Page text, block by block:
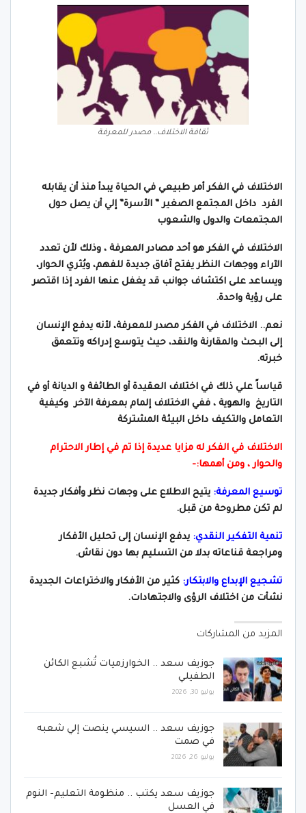
ثقافة الاختلاف.. مصدر للمعرفة
الاختلاف في الفكر أمر طبيعي في الحياة يبدأ منذ أن يقابله
الفرد داخل المجتمع الصغير ” الأسرة” إلي أن يصل حول
المجتمعات والدول والشعوب
الاختلاف في الفكر هو أحد مصادر المعرفة ، وذلك لأن تعدد
الآراء ووجهات النظر يفتح آفاق جديدة للفهم، ويُثري الحوار،
ويساعد على اكتشاف جوانب قد يغفل عنها الفرد إذا اقتصر
على رؤية واحدة.
نعم.. الاختلاف في الفكر مصدر للمعرفة، لأنه يدفع الإنسان
إلى البحث والمقارنة والنقد، حيث يتوسع إدراكه وتتعمق
خبرته.
قياساً علي ذلك في اختلاف العقيدة أو الطائفة و الديانة أو في
التاريخ والهوية ، ففي الاختلاف إلمام بمعرفة الآخر وكيفية
التعامل والتكيف داخل البيئة المشتركة
الاختلاف في الفكر له مزايا عديدة إذا تم في إطار الاحترام
والحوار ، ومن أهمها:-
توسيع المعرفة: يتيح الاطلاع على وجهات نظر وأفكار جديدة
لم تكن مطروحة من قبل.
تنمية التفكير النقدي: يدفع الإنسان إلى تحليل الأفكار
ومراجعة قناعاته بدلا من التسليم بها دون نقاش.
تشجيع الإبداع والابتكار: كثير من الأفكار والاختراعات الجديدة
نشأت من اختلاف الرؤى والاجتهادات.
المزيد من المشاركات
جوزيف سعد .. الخوارزميات تُشبع الكائن
الطفيلي
يوليو 30, 2026
جوزيف سعد .. السيسي ينصت إلي شعبه
في صمت
يوليو 26, 2026
جوزيف سعد يكتب .. منظومة التعليم- النوم
في العسل